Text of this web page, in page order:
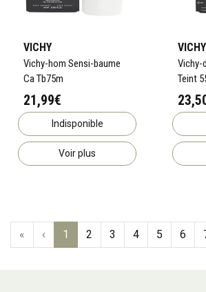
VICHY
Vichy-hom Sensi-baume
Ca Tb75m
21,99€
Indisponible
Voir plus
VICHY
Vichy-
Teint
« ‹ 1 2 3 4 5 6